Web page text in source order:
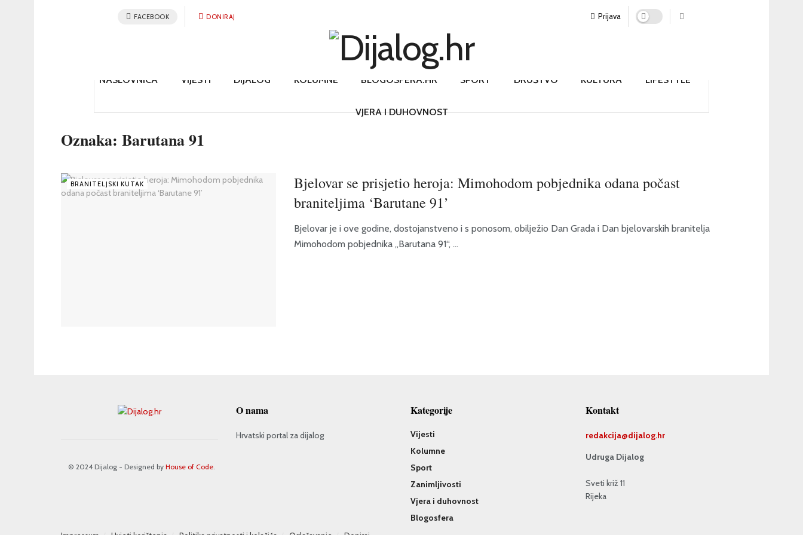
FACEBOOK DONIRAJ Prijava
NASLOVNICA VIJESTI DIJALOG KOLUMNE BLOGOSFERA.HR SPORT DRUŠTVO KULTURA LIFESTYLE
VJERA I DUHOVNOST
Oznaka: Barutana 91
BRANITELJSKI KUTAK
Bjelovar se prisjetio heroja: Mimohodom pobjednika odana počast
braniteljima ‘Barutane 91’
Bjelovar je i ove godine, dostojanstveno i s ponosom, obilježio Dan Grada i Dan bjelovarskih branitelja
Mimohodom pobjednika „Barutana 91“, ...
© 2024 Dijalog - Designed by House of Code
O nama
Hrvatski portal za dijalog
Kategorije
Vijesti
Kolumne
Sport
Zanimljivosti
Vjera i duhovnost
Blogosfera
Kontakt
redakcija@dijalog.hr
Udruga Dijalog
Sveti križ 11
Rijeka